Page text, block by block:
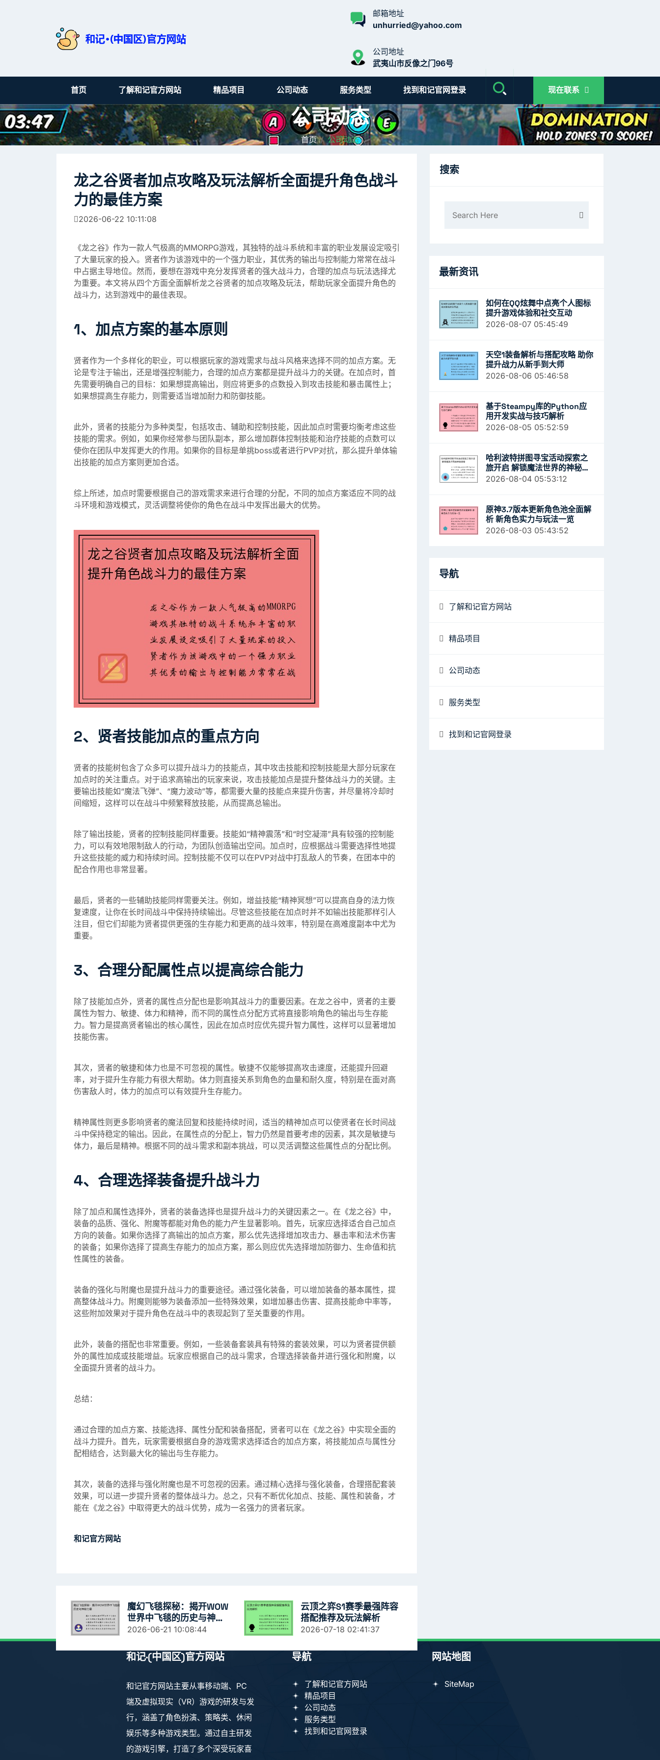
邮箱地址
unhurried@yahoo.com
公司地址
武夷山市反像之门96号
首页 了解和记官方网站 精品项目 公司动态 服务类型 找到和记官网登录 现在联系
公司动态
首页 公司动态
龙之谷贤者加点攻略及玩法解析全面提升角色战斗
力的最佳方案
2026-06-22 10:11:08
《龙之谷》作为一款人气极高的MMORPG游戏，其独特的战斗系统和丰富的职业发展设定吸引
了大量玩家的投入。贤者作为该游戏中的一个强力职业，其优秀的输出与控制能力常常在战斗
中占据主导地位。然而，要想在游戏中充分发挥贤者的强大战斗力，合理的加点与玩法选择尤
为重要。本文将从四个方面全面解析龙之谷贤者的加点攻略及玩法，帮助玩家全面提升角色的
战斗力，达到游戏中的最佳表现。
1、加点方案的基本原则
贤者作为一个多样化的职业，可以根据玩家的游戏需求与战斗风格来选择不同的加点方案。无
论是专注于输出，还是增强控制能力，合理的加点方案都是提升战斗力的关键。在加点时，首
先需要明确自己的目标：如果想提高输出，则应将更多的点数投入到攻击技能和暴击属性上；
如果想提高生存能力，则需要适当增加耐力和防御技能。
此外，贤者的技能分为多种类型，包括攻击、辅助和控制技能，因此加点时需要均衡考虑这些
技能的需求。例如，如果你经常参与团队副本，那么增加群体控制技能和治疗技能的点数可以
使你在团队中发挥更大的作用。如果你的目标是单挑boss或者进行PVP对抗，那么提升单体输
出技能的加点方案则更加合适。
综上所述，加点时需要根据自己的游戏需求来进行合理的分配，不同的加点方案适应不同的战
斗环境和游戏模式，灵活调整将使你的角色在战斗中发挥出最大的优势。
2、贤者技能加点的重点方向
贤者的技能树包含了众多可以提升战斗力的技能点，其中攻击技能和控制技能是大部分玩家在
加点时的关注重点。对于追求高输出的玩家来说，攻击技能加点是提升整体战斗力的关键。主
要输出技能如“魔法飞弹”、“魔力波动”等，都需要大量的技能点来提升伤害，并尽量将冷却时
间缩短，这样可以在战斗中频繁释放技能，从而提高总输出。
除了输出技能，贤者的控制技能同样重要。技能如“精神震荡”和“时空凝滞”具有较强的控制能
力，可以有效地限制敌人的行动，为团队创造输出空间。加点时，应根据战斗需要选择性地提
升这些技能的威力和持续时间。控制技能不仅可以在PVP对战中打乱敌人的节奏，在团本中的
配合作用也非常显著。
最后，贤者的一些辅助技能同样需要关注。例如，增益技能“精神冥想”可以提高自身的法力恢
复速度，让你在长时间战斗中保持持续输出。尽管这些技能在加点时并不如输出技能那样引人
注目，但它们却能为贤者提供更强的生存能力和更高的战斗效率，特别是在高难度副本中尤为
重要。
3、合理分配属性点以提高综合能力
除了技能加点外，贤者的属性点分配也是影响其战斗力的重要因素。在龙之谷中，贤者的主要
属性为智力、敏捷、体力和精神，而不同的属性点分配方式将直接影响角色的输出与生存能
力。智力是提高贤者输出的核心属性，因此在加点时应优先提升智力属性，这样可以显著增加
技能伤害。
其次，贤者的敏捷和体力也是不可忽视的属性。敏捷不仅能够提高攻击速度，还能提升回避
率，对于提升生存能力有很大帮助。体力则直接关系到角色的血量和耐久度，特别是在面对高
伤害敌人时，体力的加点可以有效提升生存能力。
精神属性则更多影响贤者的魔法回复和技能持续时间，适当的精神加点可以使贤者在长时间战
斗中保持稳定的输出。因此，在属性点的分配上，智力仍然是首要考虑的因素，其次是敏捷与
体力，最后是精神。根据不同的战斗需求和副本挑战，可以灵活调整这些属性点的分配比例。
4、合理选择装备提升战斗力
除了加点和属性选择外，贤者的装备选择也是提升战斗力的关键因素之一。在《龙之谷》中，
装备的品质、强化、附魔等都能对角色的能力产生显著影响。首先，玩家应选择适合自己加点
方向的装备。如果你选择了高输出的加点方案，那么优先选择增加攻击力、暴击率和法术伤害
的装备；如果你选择了提高生存能力的加点方案，那么则应优先选择增加防御力、生命值和抗
性属性的装备。
装备的强化与附魔也是提升战斗力的重要途径。通过强化装备，可以增加装备的基本属性，提
高整体战斗力。附魔则能够为装备添加一些特殊效果，如增加暴击伤害、提高技能命中率等，
这些附加效果对于提升角色在战斗中的表现起到了至关重要的作用。
此外，装备的搭配也非常重要。例如，一些装备套装具有特殊的套装效果，可以为贤者提供额
外的属性加成或技能增益。玩家应根据自己的战斗需求，合理选择装备并进行强化和附魔，以
全面提升贤者的战斗力。
总结：
通过合理的加点方案、技能选择、属性分配和装备搭配，贤者可以在《龙之谷》中实现全面的
战斗力提升。首先，玩家需要根据自身的游戏需求选择适合的加点方案，将技能加点与属性分
配相结合，达到最大化的输出与生存能力。
其次，装备的选择与强化附魔也是不可忽视的因素。通过精心选择与强化装备，合理搭配套装
效果，可以进一步提升贤者的整体战斗力。总之，只有不断优化加点、技能、属性和装备，才
能在《龙之谷》中取得更大的战斗优势，成为一名强力的贤者玩家。
和记官方网站
魔幻飞毯探秘：揭开WOW
世界中飞毯的历史与神秘
力量
2026-06-21 10:08:44
云顶之弈S1赛季最强阵容
搭配推荐及玩法解析
2026-07-18 02:41:37
搜索
最新资讯
如何在QQ炫舞中点亮个人图标
提升游戏体验和社交互动
2026-08-07 05:45:49
天空1装备解析与搭配攻略 助你
提升战力从新手到大师
2026-08-06 05:46:58
基于Steampy库的Python应
用开发实战与技巧解析
2026-08-05 05:52:59
哈利波特拼图寻宝活动探索之
旅开启 解锁魔法世界的神秘奥
秘
2026-08-04 05:53:12
原神3.7版本更新角色池全面解
析 新角色实力与玩法一览
2026-08-03 05:43:52
导航
了解和记官方网站
精品项目
公司动态
服务类型
找到和记官网登录
和记·(中国区)官方网站
和记官方网站主要从事移动端、PC
端及虚拟现实（VR）游戏的研发与发
行，涵盖了角色扮演、策略类、休闲
娱乐等多种游戏类型。通过自主研发
的游戏引擎，打造了多个深受玩家喜
导航
了解和记官方网站
精品项目
公司动态
服务类型
找到和记官网登录
网站地图
SiteMap